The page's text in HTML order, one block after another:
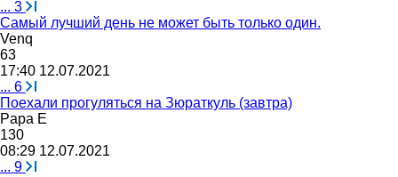
... 3
Самый лучший день не может быть только один.
Venq
63
17:40 12.07.2021
... 6
Поехали прогуляться на Зюраткуль (завтра)
Papa E
130
08:29 12.07.2021
... 9